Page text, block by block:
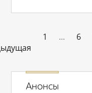
1 ... 6
Анонсы